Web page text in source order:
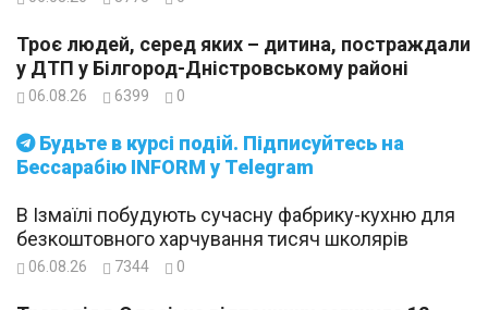
Будьте в курсі подій. Підписуйтесь на
Бессарабію INFORM у Telegram
Троє людей, серед яких – дитина, постраждали
у ДТП у Білгород-Дністровському районі
06.08.26 6399 0
В Ізмаїлі побудують сучасну фабрику-кухню для
безкоштовного харчування тисяч школярів
06.08.26 7344 0